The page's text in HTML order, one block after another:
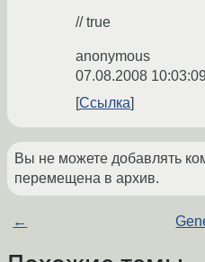
// true
anonymous
07.08.2008
Ссылка
Вы не можете добавлять
перемещена в архив.
←